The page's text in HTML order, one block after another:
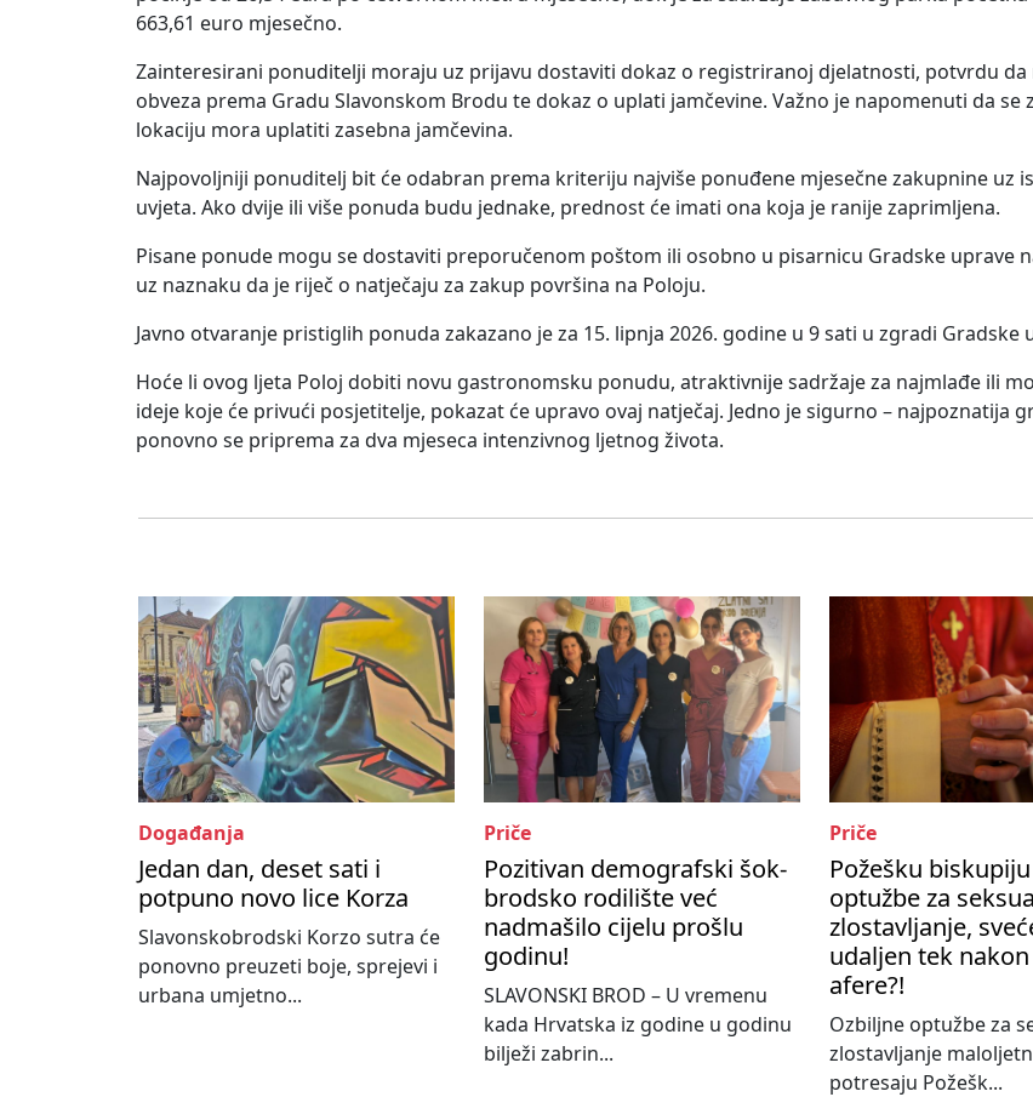
663,61 euro mjesečno.
Zainteresirani ponuditelji moraju uz prijavu dostaviti dokaz o registriranoj djelatnosti, potvrdu
obveza prema Gradu Slavonskom Brodu te dokaz o uplati jamčevine. Važno je napomenuti da se
lokaciju mora uplatiti zasebna jamčevina.
Najpovoljniji ponuditelj bit će odabran prema kriteriju najviše ponuđene mjesečne zakupnine uz
uvjeta. Ako dvije ili više ponuda budu jednake, prednost će imati ona koja je ranije zaprimljena.
Pisane ponude mogu se dostaviti preporučenom poštom ili osobno u pisarnicu Gradske uprave
uz naznaku da je riječ o natječaju za zakup površina na Poloju.
Javno otvaranje pristiglih ponuda zakazano je za 15. lipnja 2026. godine u 9 sati u zgradi Gradske
Hoće li ovog ljeta Poloj dobiti novu gastronomsku ponudu, atraktivnije sadržaje za najmlađe ili
ideje koje će privući posjetitelje, pokazat će upravo ovaj natječaj. Jedno je sigurno – najpoznatija
ponovno se priprema za dva mjeseca intenzivnog ljetnog života.
Događanja
Jedan dan, deset sati i
potpuno novo lice Korza
Slavonskobrodski Korzo sutra će
ponovno preuzeti boje, sprejevi i
urbana umjetno...
Priče
Pozitivan demografski šok-
brodsko rodilište već
nadmašilo cijelu prošlu
godinu!
SLAVONSKI BROD – U vremenu
kada Hrvatska iz godine u godinu
bilježi zabrin...
Priče
Požešku
optužbe za
zlostavljanje,
udaljen tek
afere?!
Ozbiljne optužbe za
zlostavljanje
potresaju Požešk...